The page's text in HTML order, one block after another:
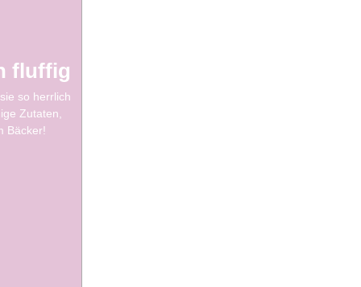
fluffig
so herrlich
Zutaten,
Bäcker!